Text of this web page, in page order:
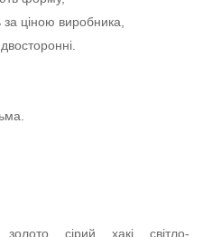
за ціною виробника,
сірий, хакі, світло-